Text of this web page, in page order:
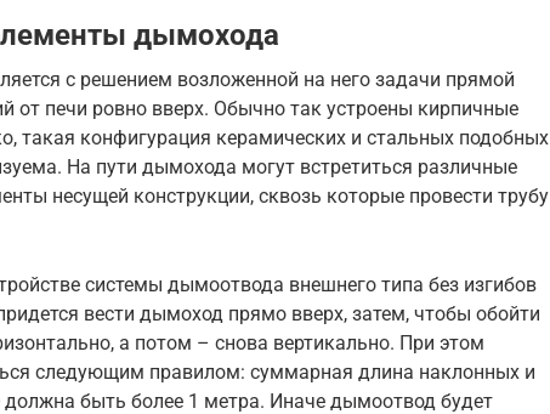
дымохода
с решением возложенной на него задачи прямой
от печи ровно вверх. Обычно так устроены кирпичные
такая конфигурация керамических и стальных подобных
На пути дымохода могут встретиться различные
несущей конструкции, сквозь которые провести трубу
системы дымоотвода внешнего типа без изгибов
вести дымоход прямо вверх, затем, чтобы обойти
а потом – снова вертикально. При этом
следующим правилом: суммарная длина наклонных и
должна быть более 1 метра. Иначе дымоотвод будет